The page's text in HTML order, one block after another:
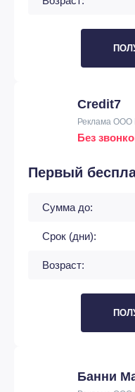
Credit7
Реклама ООО
Без
Первый
Сумма до:
Срок (дни):
Возраст:
Банни